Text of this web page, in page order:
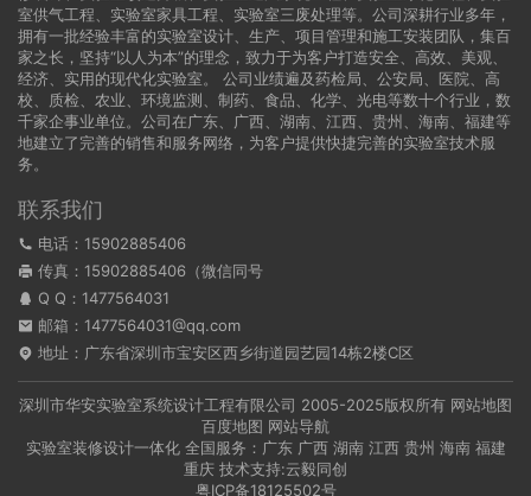
室供气工程、实验室家具工程、实验室三废处理等。公司深耕行业多年，
拥有一批经验丰富的实验室设计、生产、项目管理和施工安装团队，集百
家之长，坚持“以人为本”的理念，致力于为客户打造安全、高效、美观、
经济、实用的现代化实验室。 公司业绩遍及药检局、公安局、医院、高
校、质检、农业、环境监测、制药、食品、化学、光电等数十个行业，数
千家企事业单位。公司在广东、广西、湖南、江西、贵州、海南、福建等
地建立了完善的销售和服务网络，为客户提供快捷完善的实验室技术服
务。
联系我们
电话：15902885406
传真：15902885406（微信同号
Q Q： 1477564031
邮箱：1477564031@qq.com
地址：广东省深圳市宝安区西乡街道园艺园14栋2楼C区
深圳市华安实验室系统设计工程有限公司 2005-2025版权所有 网站地图
百度地图 网站导航
实验室装修设计一体化 全国服务： 广东 广西 湖南 江西 贵州 海南 福建
重庆 技术支持:云毅同创
粤ICP备18125502号